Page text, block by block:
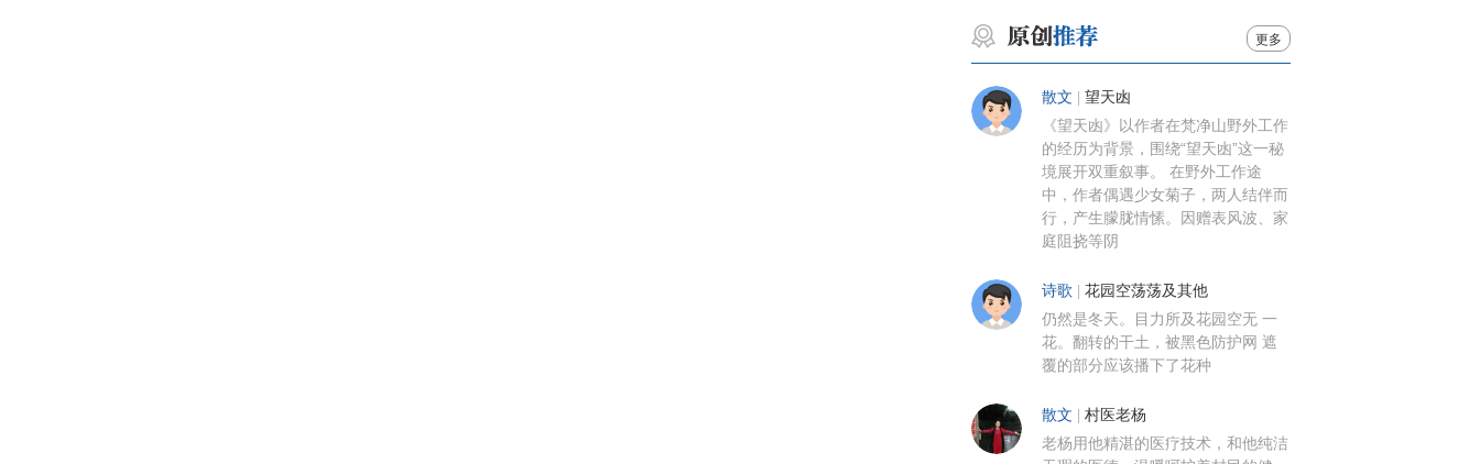
更多
散文 望天凼
《望天凼》以作者在梵净山野外工作
的经历为背景，围绕“望天凼”这一秘
境展开双重叙事。 在野外工作途
中，作者偶遇少女菊子，两人结伴而
行，产生朦胧情愫。因赠表风波、家
庭阻挠等阴
诗歌 花园空荡荡及其他
仍然是冬天。目力所及花园空无 一
花。翻转的干土，被黑色防护网 遮
覆的部分应该播下了花种
散文 村医老杨
老杨用他精湛的医疗技术，和他纯洁